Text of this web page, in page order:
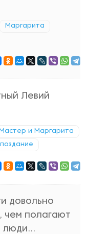
Маргарита
Левий
Мастер и Маргарита
довольно
чем полагают
люди...